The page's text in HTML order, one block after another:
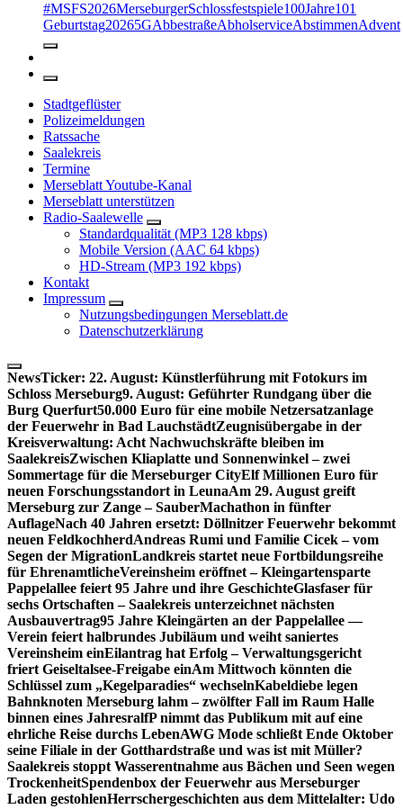
#MSFS2026MerseburgerSchlossfestspiele100Jahre101
Geburtstag20265GAbbestraßeAbholserviceAbstimmenAdvent
Stadtgeflüster
Polizeimeldungen
Ratssache
Saalekreis
Termine
Merseblatt Youtube-Kanal
Merseblatt unterstützen
Radio-Saalewelle
Standardqualität (MP3 128 kbps)
Mobile Version (AAC 64 kbps)
HD-Stream (MP3 192 kbps)
Kontakt
Impressum
Nutzungsbedingungen Merseblatt.de
Datenschutzerklärung
NewsTicker: 22. August: Künstlerführung mit Fotokurs im
Schloss Merseburg9. August: Geführter Rundgang über die
Burg Querfurt50.000 Euro für eine mobile Netzersatzanlage
der Feuerwehr in Bad LauchstädtZeugnisübergabe in der
Kreisverwaltung: Acht Nachwuchskräfte bleiben im
SaalekreisZwischen Kliaplatte und Sonnenwinkel – zwei
Sommertage für die Merseburger CityElf Millionen Euro für
neuen Forschungsstandort in LeunaAm 29. August greift
Merseburg zur Zange – SauberMachathon in fünfter
AuflageNach 40 Jahren ersetzt: Döllnitzer Feuerwehr bekommt
neuen FeldkochherdAndreas Rumi und Familie Cicek – vom
Segen der MigrationLandkreis startet neue Fortbildungsreihe
für EhrenamtlicheVereinsheim eröffnet – Kleingartensparte
Pappelallee feiert 95 Jahre und ihre GeschichteGlasfaser für
sechs Ortschaften – Saalekreis unterzeichnet nächsten
Ausbauvertrag95 Jahre Kleingärten an der Pappelallee —
Verein feiert halbrundes Jubiläum und weiht saniertes
Vereinsheim einEilantrag hat Erfolg – Verwaltungsgericht
friert Geiseltalsee-Freigabe einAm Mittwoch könnten die
Schlüssel zum „Kegelparadies“ wechselnKabeldiebe legen
Bahnknoten Merseburg lahm – zwölfter Fall im Raum Halle
binnen eines JahresralfP nimmt das Publikum mit auf eine
ehrliche Reise durchs LebenAWG Mode schließt Ende Oktober
seine Filiale in der Gotthardstraße und was ist mit Müller?
Saalekreis stoppt Wasserentnahme aus Bächen und Seen wegen
TrockenheitSpendenbox der Feuerwehr aus Merseburger
Laden gestohlenHerrschergeschichten aus dem Mittelalter: Udo